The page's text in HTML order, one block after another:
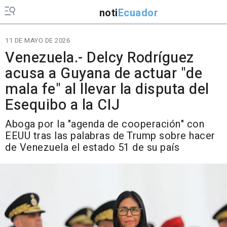
notiEcuador
11 DE MAYO DE 2026
Venezuela.- Delcy Rodríguez
acusa a Guyana de actuar "de
mala fe" al llevar la disputa del
Esequibo a la CIJ
Aboga por la "agenda de cooperación" con
EEUU tras las palabras de Trump sobre hacer
de Venezuela el estado 51 de su país